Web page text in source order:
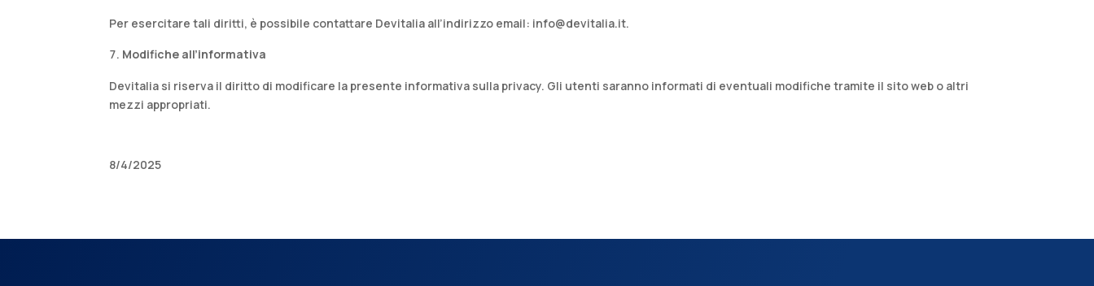
Per esercitare tali diritti, è possibile contattare Devitalia all’indirizzo email: info@devitalia.it.​
Modifiche all’informativa
Devitalia si riserva il diritto di modificare la presente informativa sulla privacy. Gli utenti saranno informati di eventuali modifiche tramite il sito web o altri
mezzi appropriati.
8/4/2025